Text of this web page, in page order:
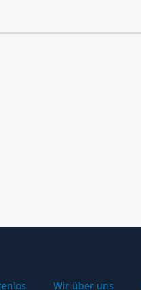
Wir über uns